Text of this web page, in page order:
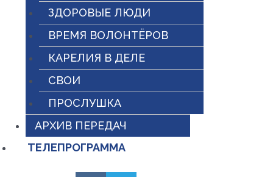
ЗДОРОВЫЕ ЛЮДИ
ВРЕМЯ ВОЛОНТЁРОВ
КАРЕЛИЯ В ДЕЛЕ
СВОИ
ПРОСЛУШКА
АРХИВ ПЕРЕДАЧ
ТЕЛЕПРОГРАММА